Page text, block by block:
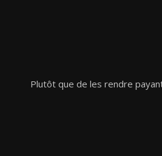
Plutôt que de les rendre